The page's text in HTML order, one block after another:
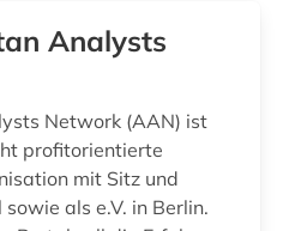
Analysts
Network (AAN) ist
profitorientierte
mit Sitz und
als e.V. in Berlin.